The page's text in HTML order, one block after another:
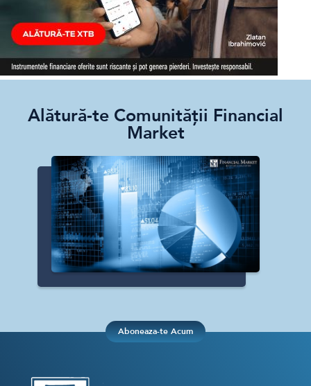
Alătură-te Comunității Financial
Market
Aboneaza-te Acum